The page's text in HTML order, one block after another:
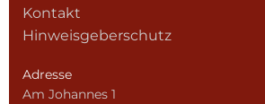
Kontakt
Hinweisgeberschutz
Adresse
Am Johannes 1